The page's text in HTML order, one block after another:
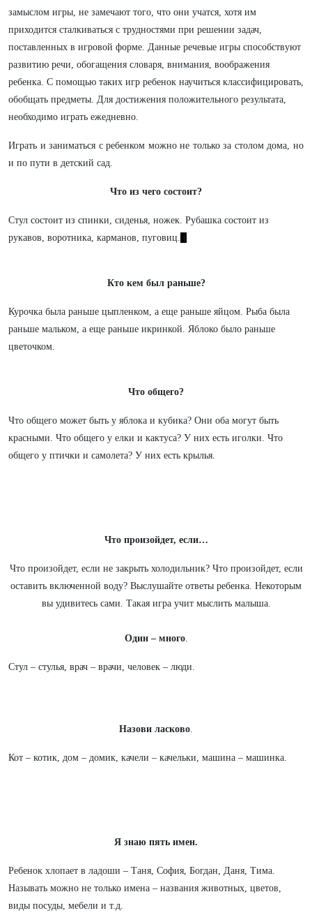
замыслом игры, не замечают того, что они учатся, хотя им
приходится сталкиваться с трудностями при решении задач,
поставленных в игровой форме. Данные речевые игры способствуют
развитию речи, обогащения словаря, внимания, воображения
ребенка. С помощью таких игр ребенок научиться классифицировать,
обобщать предметы. Для достижения положительного результата,
необходимо играть ежедневно.
Играть и заниматься с ребенком можно не только за столом дома, но
и по пути в детский сад.
Что из чего состоит?
Стул состоит из спинки, сиденья, ножек. Рубашка состоит из
рукавов, воротника, карманов, пуговиц. (
Кто кем был раньше?
Курочка была раньше цыпленком, а еще раньше яйцом. Рыба была
раньше мальком, а еще раньше икринкой. Яблоко было раньше
цветочком.
Что общего?
Что общего может быть у яблока и кубика? Они оба могут быть
красными. Что общего у елки и кактуса? У них есть иголки. Что
общего у птички и самолета? У них есть крылья.
Что произойдет, если…
Что произойдет, если не закрыть холодильник? Что произойдет, если
оставить включенной воду? Выслушайте ответы ребенка. Некоторым
вы удивитесь сами. Такая игра учит мыслить малыша.
Один – много.
Стул – стулья, врач – врачи, человек – люди.
Назови ласково.
Кот – котик, дом – домик, качели – качельки, машина – машинка.
Я знаю пять имен.
Ребенок хлопает в ладоши – Таня, София, Богдан, Даня, Тима.
Называть можно не только имена – названия животных, цветов,
виды посуды, мебели и т.д.